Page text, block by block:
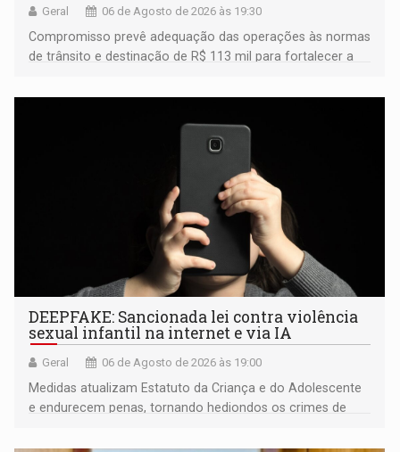
Geral 06 de Agosto de 2026 às 19:30
Compromisso prevê adequação das operações às normas
de trânsito e destinação de R$ 113 mil para fortalecer a
DEEPFAKE: Sancionada lei contra violência
sexual infantil na internet e via IA
Geral 06 de Agosto de 2026 às 19:00
Medidas atualizam Estatuto da Criança e do Adolescente
e endurecem penas, tornando hediondos os crimes de